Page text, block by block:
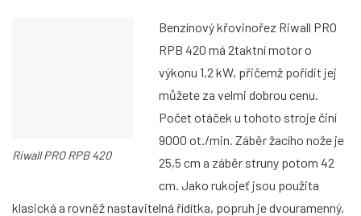
Riwall PRO RPB 420
Benzínový křovinořez Riwall PRO
RPB 420 má 2taktní motor o
výkonu 1,2 kW, přičemž pořídit jej
můžete za velmi dobrou cenu.
Počet otáček u tohoto stroje činí
9000 ot./min. Záběr žacího nože je
25,5 cm a záběr struny potom 42
cm. Jako rukojeť jsou použita
klasická a rovněž nastavitelná řídítka, popruh je dvouramenný,